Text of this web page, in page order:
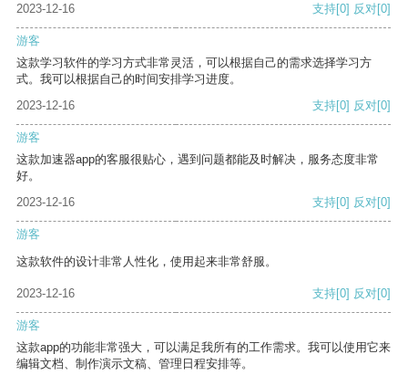
2023-12-16 支持[0] 反对[0]
游客
这款学习软件的学习方式非常灵活，可以根据自己的需求选择学习方
式。我可以根据自己的时间安排学习进度。
2023-12-16
支持[0] 反对[0]
游客
这款加速器app的客服很贴心，遇到问题都能及时解决，服务态度非常
好。
2023-12-16
支持[0] 反对[0]
游客
这款软件的设计非常人性化，使用起来非常舒服。
2023-12-16 支持[0] 反对[0]
游客
这款app的功能非常强大，可以满足我所有的工作需求。我可以使用它来
编辑文档、制作演示文稿、管理日程安排等。